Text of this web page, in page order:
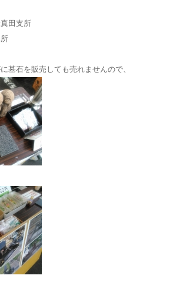
田支所
墓石を販売しても売れませんので、